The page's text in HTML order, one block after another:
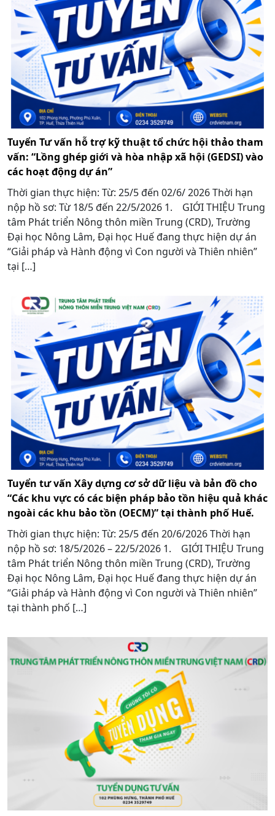
Tuyển Tư vấn hỗ trợ kỹ thuật tổ chức hội thảo tham
vấn: “Lồng ghép giới và hòa nhập xã hội (GEDSI) vào
các hoạt động dự án”
Thời gian thực hiện: Từ: 25/5 đến 02/6/ 2026 Thời hạn
nộp hồ sơ: Từ 18/5 đến 22/5/2026 1. GIỚI THIỆU Trung
tâm Phát triển Nông thôn miền Trung (CRD), Trường
Đại học Nông Lâm, Đại học Huế đang thực hiện dự án
“Giải pháp và Hành động vì Con người và Thiên nhiên”
tại […]
Tuyển tư vấn Xây dựng cơ sở dữ liệu và bản đồ cho
“Các khu vực có các biện pháp bảo tồn hiệu quả khác
ngoài các khu bảo tồn (OECM)” tại thành phố Huế.
Thời gian thực hiện: Từ: 25/5 đến 20/6/2026 Thời hạn
nộp hồ sơ: 18/5/2026 – 22/5/2026 1. GIỚI THIỆU Trung
tâm Phát triển Nông thôn miền Trung (CRD), Trường
Đại học Nông Lâm, Đại học Huế đang thực hiện dự án
“Giải pháp và Hành động vì Con người và Thiên nhiên”
tại thành phố […]